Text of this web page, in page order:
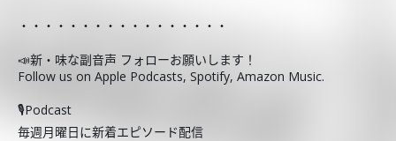
・・・・・・・・・・・・・・・・・
📣新・味な副音声 フォローお願いします！
Follow us on Apple Podcasts, Spotify, Amazon Music.
🎙️Podcast
毎週月曜日に新着エピソード配信